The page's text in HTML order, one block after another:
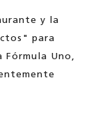
y la
para
Uno,